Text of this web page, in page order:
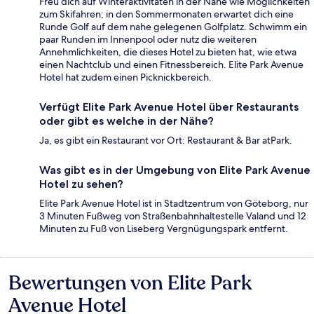
zum Skifahren; in den Sommermonaten erwartet dich eine
Runde Golf auf dem nahe gelegenen Golfplatz. Schwimm ein
paar Runden im Innenpool oder nutz die weiteren
Annehmlichkeiten, die dieses Hotel zu bieten hat, wie etwa
einen Nachtclub und einen Fitnessbereich. Elite Park Avenue
Hotel hat zudem einen Picknickbereich.
Verfügt Elite Park Avenue Hotel über Restaurants
oder gibt es welche in der Nähe?
Ja, es gibt ein Restaurant vor Ort: Restaurant & Bar atPark.
Was gibt es in der Umgebung von Elite Park Avenue
Hotel zu sehen?
Elite Park Avenue Hotel ist in Stadtzentrum von Göteborg, nur
3 Minuten Fußweg von Straßenbahnhaltestelle Valand und 12
Minuten zu Fuß von Liseberg Vergnügungspark entfernt.
Bewertungen
Bewertungen von Elite Park
Avenue Hotel